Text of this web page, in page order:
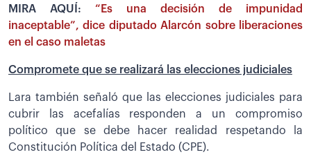
MIRA AQUÍ: “Es una decisión de impunidad
inaceptable”, dice diputado Alarcón sobre liberaciones
en el caso maletas
Compromete que se realizará las elecciones judiciales
Lara también señaló que las elecciones judiciales para
cubrir las acefalías responden a un compromiso
político que se debe hacer realidad respetando la
Constitución Política del Estado (CPE).